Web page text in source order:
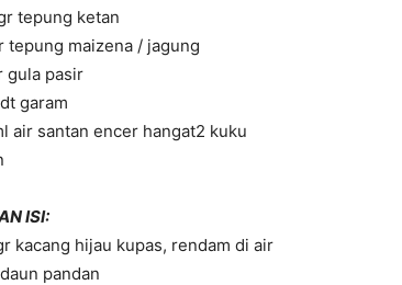
tepung ketan
tepung maizena / jagung
gula pasir
garam
air santan encer hangat2 kuku
ISI:
kacang hijau kupas, rendam di air
pandan